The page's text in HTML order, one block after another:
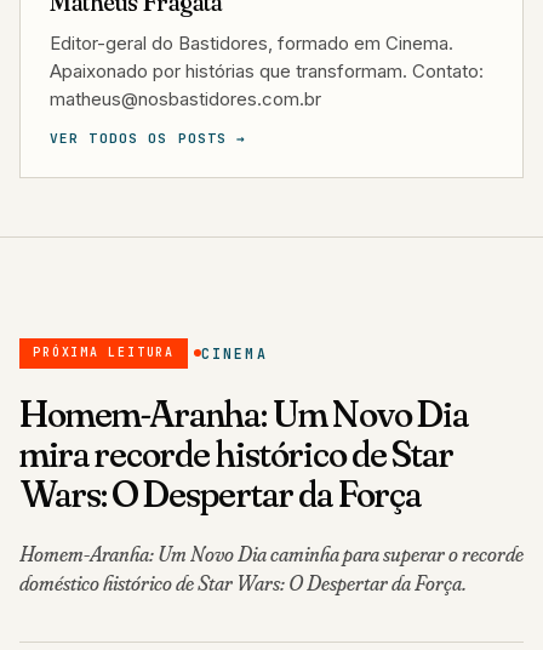
Editor-geral do Bastidores, formado em Cinema.
Apaixonado por histórias que transformam. Contato:
matheus@nosbastidores.com.br
VER TODOS OS POSTS →
PRÓXIMA LEITURA CINEMA
Homem-Aranha: Um Novo Dia
mira recorde histórico de Star
Wars: O Despertar da Força
Homem-Aranha: Um Novo Dia caminha para superar o recorde
doméstico histórico de Star Wars: O Despertar da Força.